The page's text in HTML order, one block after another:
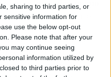
sharing to third parties, or
sensitive information for
use the below opt-out
Please note that after your
may continue seeing
information utilized by
to third parties prior to
láser de cuerpo
, así como soluciones
como las
pechos y otros
mencionar que
está